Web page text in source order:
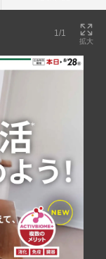
1/1
拡大